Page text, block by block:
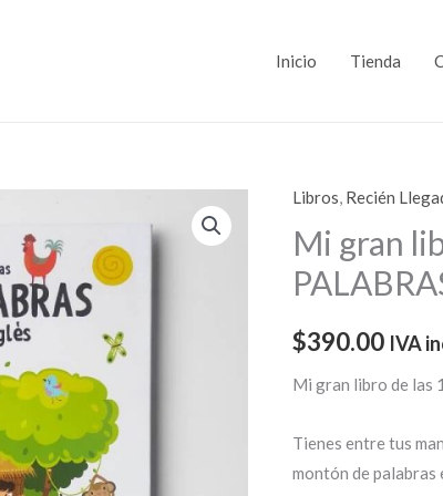
Inicio Tienda
Libros, Recién
Mi gran
$390.00 IVA
Mi gran libro de las
Tienes entre tus
montón de palabras